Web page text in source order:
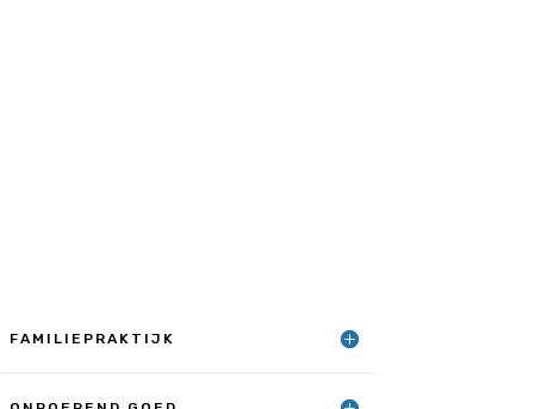
FAMILIEPRAKTIJK